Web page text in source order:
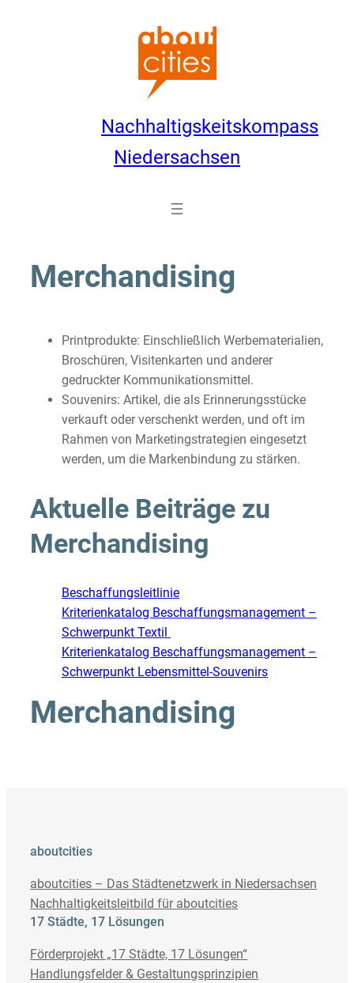
Nachhaltigskeitskompass
Niedersachsen
Merchandising
Printprodukte: Einschließlich Werbematerialien,
Broschüren, Visitenkarten und anderer
gedruckter Kommunikationsmittel.
Souvenirs: Artikel, die als Erinnerungsstücke
verkauft oder verschenkt werden, und oft im
Rahmen von Marketingstrategien eingesetzt
werden, um die Markenbindung zu stärken.
Aktuelle Beiträge zu
Merchandising
Beschaffungsleitlinie
Kriterienkatalog Beschaffungsmanagement –
Schwerpunkt Textil
Kriterienkatalog Beschaffungsmanagement –
Schwerpunkt Lebensmittel-Souvenirs
Merchandising
aboutcities
aboutcities – Das Städtenetzwerk in Niedersachsen
Nachhaltigkeitsleitbild für aboutcities
17 Städte, 17 Lösungen
Förderprojekt „17 Städte, 17 Lösungen“
Handlungsfelder & Gestaltungsprinzipien